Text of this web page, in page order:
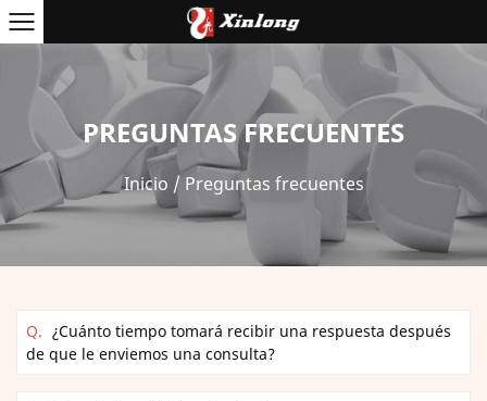
PREGUNTAS FRECUENTES
Inicio / Preguntas frecuentes
Q. ¿Cuánto tiempo tomará recibir una respuesta después
de que le enviemos una consulta?